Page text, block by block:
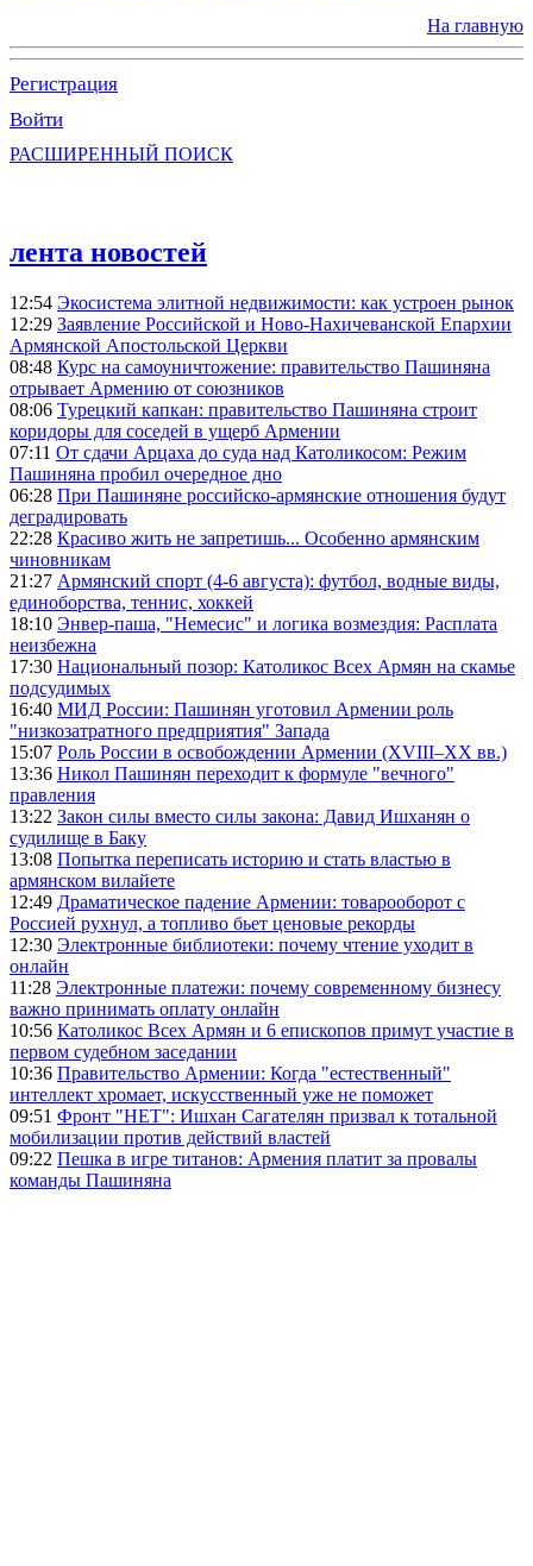
На главную
Регистрация
Войти
РАСШИРЕННЫЙ ПОИСК
лента новостей
12:54 Экосистема элитной недвижимости: как устроен рынок
12:29 Заявление Российской и Ново-Нахичеванской Епархии
Армянской Апостольской Церкви
08:48 Курс на самоуничтожение: правительство Пашиняна
отрывает Армению от союзников
08:06 Турецкий капкан: правительство Пашиняна строит
коридоры для соседей в ущерб Армении
07:11 От сдачи Арцаха до суда над Католикосом: Режим
Пашиняна пробил очередное дно
06:28 При Пашиняне российско-армянские отношения будут
деградировать
22:28 Красиво жить не запретишь... Особенно армянским
чиновникам
21:27 Армянский спорт (4-6 августа): футбол, водные виды,
единоборства, теннис, хоккей
18:10 Энвер-паша, "Немесис" и логика возмездия: Расплата
неизбежна
17:30 Национальный позор: Католикос Всех Армян на скамье
подсудимых
16:40 МИД России: Пашинян уготовил Армении роль
"низкозатратного предприятия" Запада
15:07 Роль России в освобождении Армении (XVIII–XX вв.)
13:36 Никол Пашинян переходит к формуле "вечного"
правления
13:22 Закон силы вместо силы закона: Давид Ишханян о
судилище в Баку
13:08 Попытка переписать историю и стать властью в
армянском вилайете
12:49 Драматическое падение Армении: товарооборот с
Россией рухнул, а топливо бьет ценовые рекорды
12:30 Электронные библиотеки: почему чтение уходит в
онлайн
11:28 Электронные платежи: почему современному бизнесу
важно принимать оплату онлайн
10:56 Католикос Всех Армян и 6 епископов примут участие в
первом судебном заседании
10:36 Правительство Армении: Когда "естественный"
интеллект хромает, искусственный уже не поможет
09:51 Фронт "НЕТ": Ишхан Сагателян призвал к тотальной
мобилизации против действий властей
09:22 Пешка в игре титанов: Армения платит за провалы
команды Пашиняна